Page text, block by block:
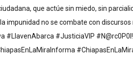
que actúe sin miedo, sin
impunidad no se combate con
#LlavenAbarca #JusticiaVIP